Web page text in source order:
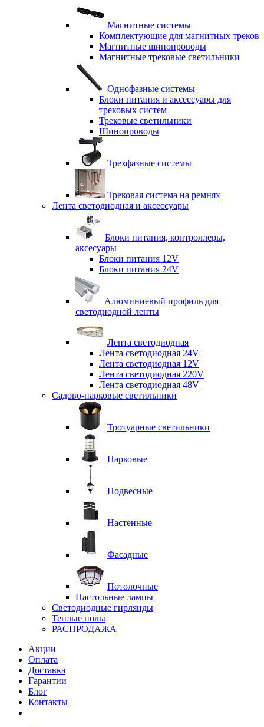
Магнитные системы
Комплектующие для магнитных треков
Магнитные шинопроводы
Магнитные трековые светильники
Однофазные системы
Блоки питания и аксессуары для
трековых систем
Трековые светильники
Шинопроводы
Трехфазные системы
Трековая система на ремнях
Лента светодиодная и аксессуары
Блоки питания, контроллеры,
аксесуары
Блоки питания 12V
Блоки питания 24V
Алюминиевый профиль для
светодиодной ленты
Лента светодиодная
Лента светодиодная 24V
Лента светодиодная 12V
Лента светодиодная 220V
Лента светодиодная 48V
Садово-парковые светильники
Тротуарные светильники
Парковые
Подвесные
Настенные
Фасадные
Потолочные
Настольные лампы
Светодиодные гирлянды
Теплые полы
РАСПРОДАЖА
Акции
Оплата
Доставка
Гарантии
Блог
Контакты